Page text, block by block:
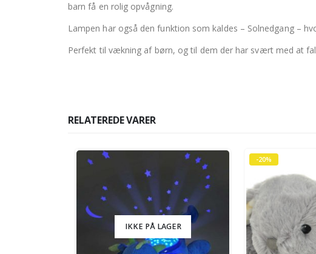
barn få en rolig opvågning.
Lampen har også den funktion som kaldes – Solnedgang –
Perfekt til vækning af børn, og til dem der har svært med at
RELATEREDE VARER
IKKE PÅ LAGER
-20%